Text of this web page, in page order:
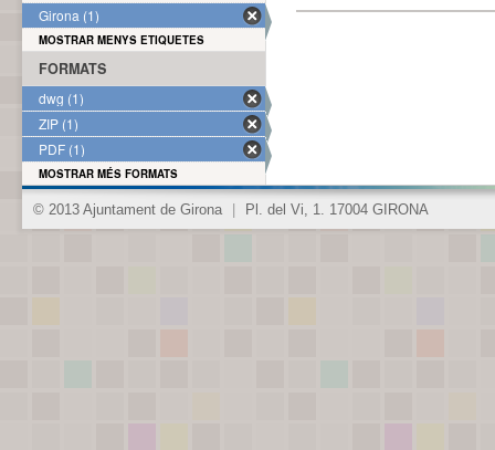
Girona (1)
MOSTRAR MENYS ETIQUETES
FORMATS
dwg (1)
ZIP (1)
PDF (1)
MOSTRAR MÉS FORMATS
© 2013 Ajuntament de Girona Pl. del Vi, 1. 17004 GIRONA